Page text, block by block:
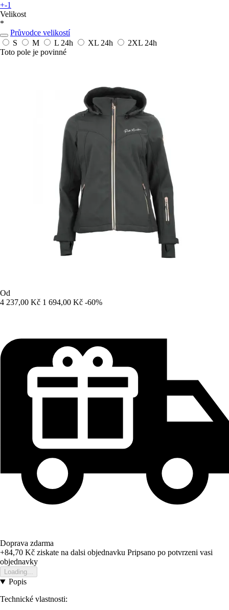
+-1
Velikost
*
Průvodce velikostí
S
M L 24h XL 24h 2XL 24h
Toto pole je povinné
Od
4 237,00 Kč 1 694,00 Kč -60%
Doprava zdarma
+84,70 Kč ziskate na dalsi objednavku Pripsano po potvrzeni vasi
objednavky
Loading...
Popis
Technické vlastnosti: